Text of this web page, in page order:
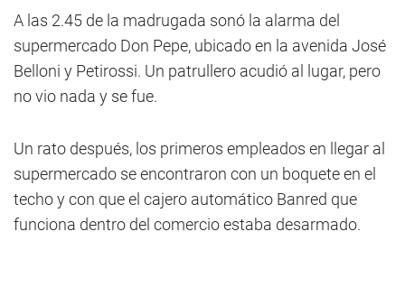
A las 2.45 de la madrugada sonó la alarma del
supermercado Don Pepe, ubicado en la avenida José
Belloni y Petirossi. Un patrullero acudió al lugar, pero
no vio nada y se fue.
Un rato después, los primeros empleados en llegar al
supermercado se encontraron con un boquete en el
techo y con que el cajero automático Banred que
funciona dentro del comercio estaba desarmado.